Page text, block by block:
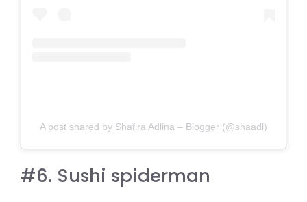
A post shared by Shafira Adlina – Blogger (@shaadl)
#6. Sushi spiderman